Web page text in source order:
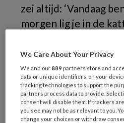
zei altijd: ‘Vandaag
morgen lig je in de
We Care About Your Privacy
We and our889 partners store and
data or unique identifiers, on your
tracking technologies to support the
partners process data to provide.
consent will disable them. If trackers
you see may not be as relevant to you.
change your choices or withdraw